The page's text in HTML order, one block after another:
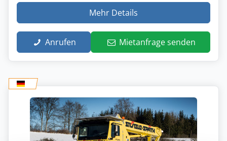
Mehr Details
Anrufen Mietanfrage senden